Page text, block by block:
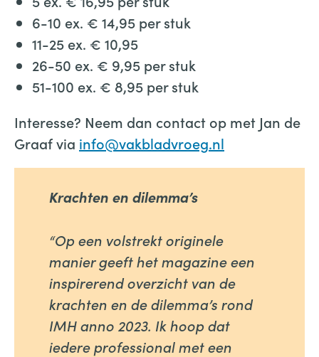
6-10 ex. € 14,95 per stuk
11-25 ex. € 10,95
26-50 ex. € 9,95 per stuk
51-100 ex. € 8,95 per stuk
Interesse? Neem dan contact op met Jan de
Graaf via info@vakbladvroeg.nl
Krachten en dilemma’s
“Op een volstrekt originele
manier geeft het magazine een
inspirerend overzicht van de
krachten en de dilemma’s rond
IMH anno 2023. Ik hoop dat
iedere professional met een